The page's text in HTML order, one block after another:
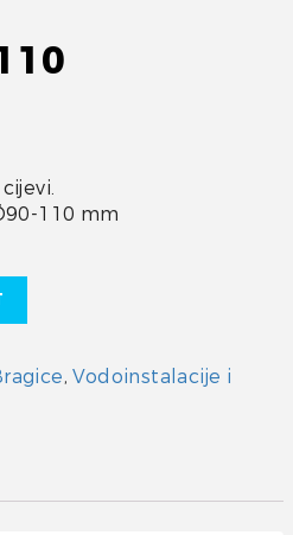
110 mm
,Vodoinstalacije i